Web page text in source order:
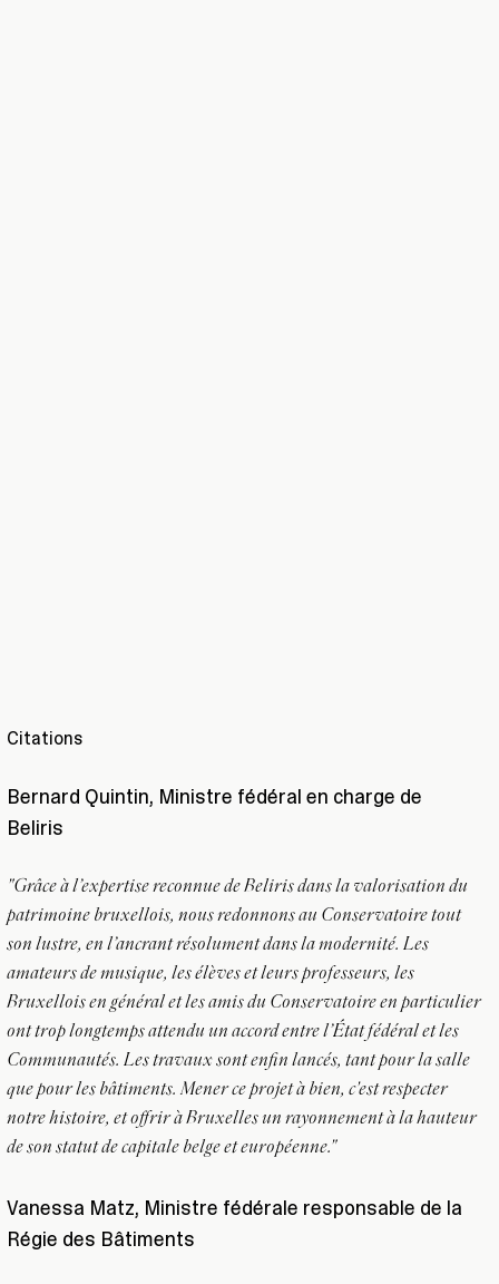
Citations
Bernard Quintin, Ministre fédéral en charge de
Beliris
"Grâce à l’expertise reconnue de Beliris dans la valorisation du
patrimoine bruxellois, nous redonnons au Conservatoire tout
son lustre, en l’ancrant résolument dans la modernité. Les
amateurs de musique, les élèves et leurs professeurs, les
Bruxellois en général et les amis du Conservatoire en particulier
ont trop longtemps attendu un accord entre l’État fédéral et les
Communautés. Les travaux sont enfin lancés, tant pour la salle
que pour les bâtiments. Mener ce projet à bien, c'est respecter
notre histoire, et offrir à Bruxelles un rayonnement à la hauteur
de son statut de capitale belge et européenne."
Vanessa Matz, Ministre fédérale responsable de la
Régie des Bâtiments